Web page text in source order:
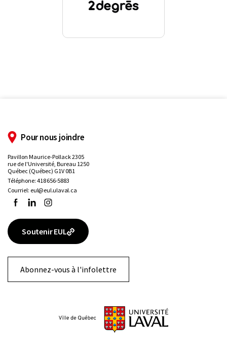
Pour nous joindre
Pavillon Maurice-Pollack 2305
rue de l'Université, Bureau 1250
Québec (Québec) G1V 0B1
Téléphone: 418 656-5883
Courriel: eul@eul.ulaval.ca
Facebook
LinkedInInstagram
Soutenir EUL
Abonnez-vous à l'infolettre